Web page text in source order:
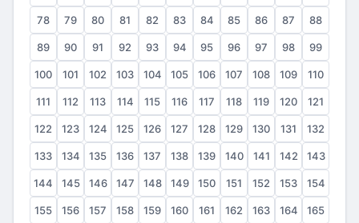
78 79 80 81 82 83 84 85 86 87 88
89 90 91 92 93 94 95 96 97 98 99
100 101 102 103 104 105 106 107 108 109 110
111 112 113 114 115 116 117 118 119 120 121
122 123 124 125 126 127 128 129 130 131 132
133 134 135 136 137 138 139 140 141 142 143
144 145 146 147 148 149 150 151 152 153 154
155 156 157 158 159 160 161 162 163 164 165